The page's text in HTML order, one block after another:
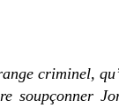
criminel,
soupçonner